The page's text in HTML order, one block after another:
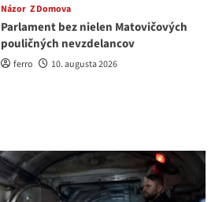
Názor Z Domova
Parlament bez nielen Matovičových
pouličných nevzdelancov
ferro 10. augusta 2026